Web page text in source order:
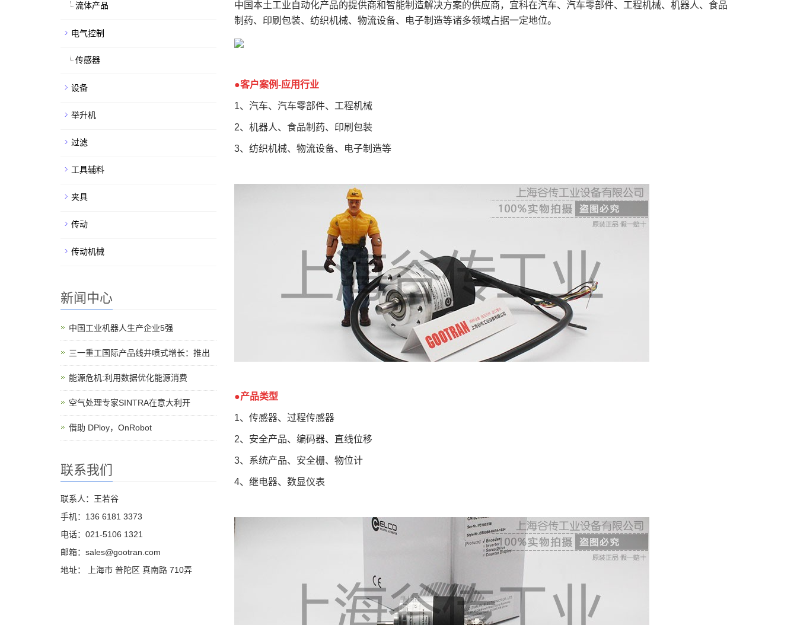
中国本土工业自动化产品的提供商和智能制造解决方案的供应商，宜科在汽车、汽车零部件、工程机械、机器人、食品
制药、印刷包装、纺织机械、物流设备、电子制造等诸多领域占据一定地位。
●客户案例-应用行业
1、汽车、汽车零部件、工程机械
2、机器人、食品制药、印刷包装
3、纺织机械、物流设备、电子制造等
●产品类型
1、传感器、过程传感器
2、安全产品、编码器、直线位移
3、系统产品、安全栅、物位计
4、继电器、数显仪表
流体产品
电气控制
传感器
设备
举升机
过滤
工具辅料
夹具
传动
传动机械
新闻中心
中国工业机器人生产企业5强
三一重工国际产品线井喷式增长：推出
能源危机:利用数据优化能源消费
空气处理专家SINTRA在意大利开
借助 DPloy，OnRobot
联系我们
联系人：王若谷
手机：136 6181 3373
电话：021-5106 1321
邮箱：sales@gootran.com
地址： 上海市 普陀区 真南路 710弄